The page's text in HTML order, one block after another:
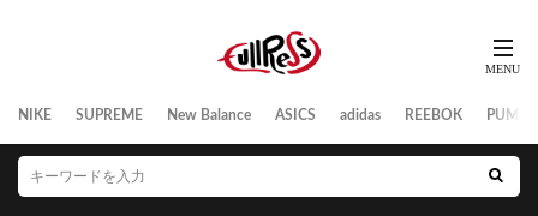
NIKE SUPREME New Balance ASICS adidas REEBOK PUMA